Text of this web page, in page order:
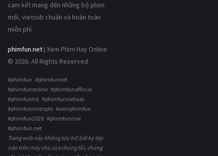
cam kết mang đến những bộ phim
mới, vietsub chuẩn và hoàn toàn
miễn phí.
phimfun.net | Xem Phim Hay Online
© 2026. All Rights Reserved
#phimfun #phimfunnet
#phimfunonline #phimfunofficial
#phimfunhd #phimfunvietsub
#phimfunmienphi #xemphimfun
#phimfun2026 #phimfunmoi
#phimfun.net
Trang web này không lưu trữ bất kỳ tệp
nào trên máy chủ của chúng tôi, chúng